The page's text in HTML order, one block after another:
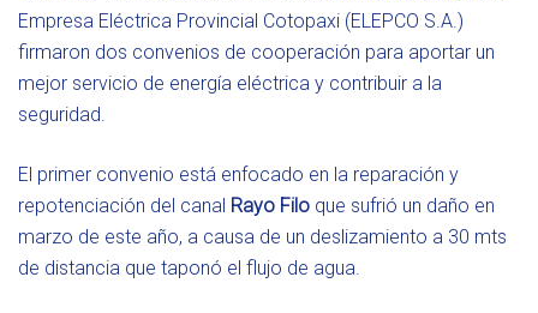
Empresa Eléctrica Provincial Cotopaxi (ELEPCO S.A.)
firmaron dos convenios de cooperación para aportar un
mejor servicio de energía eléctrica y contribuir a la
seguridad.
El primer convenio está enfocado en la reparación y
repotenciación del canal Rayo Filo que sufrió un daño en
marzo de este año, a causa de un deslizamiento a 30 mts
de distancia que taponó el flujo de agua.